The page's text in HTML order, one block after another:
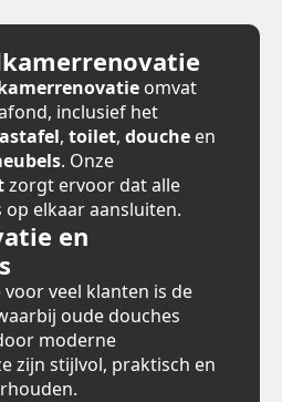
omvat
inclusief het
, toilet, douche en
. Onze
zorgt ervoor dat alle
elkaar aansluiten.
en
veel klanten is de
oude douches
moderne
zijn stijlvol, praktisch en